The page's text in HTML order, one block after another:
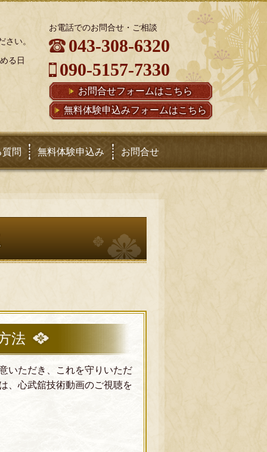
さい。
る日
お電話でのお問合せ・ご相談
043-308-6320
090-5157-7330
お問合せフォームはこちら
無料体験申込みフォームはこちら
問 無料体験申込み お問合せ
法
いただき、これを守りいただ
、心武舘技術動画のご視聴を